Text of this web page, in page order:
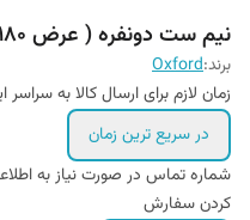
نیم ست دونفره ( عرض 180 - آکسفورد ترک)
برند:Oxford
زمان لازم برای ارسال کالا به سراسر
در سریع ترین زمان
شماره تماس در صورت نیاز به
کردن سفارش